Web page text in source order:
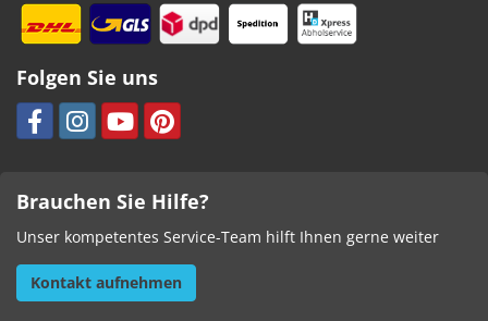
Folgen Sie uns
Brauchen Sie Hilfe?
Unser kompetentes Service-Team hilft Ihnen gerne weiter
Kontakt aufnehmen